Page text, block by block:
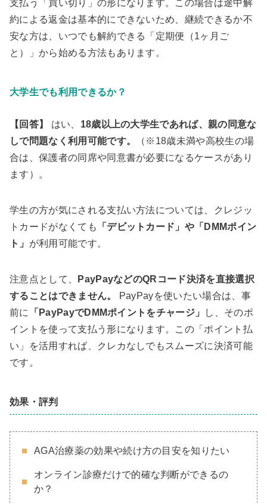
支払う「買い切り」の形になります。この場合は途中解
約による返金は基本的にできないため、継続できるか不
安な方は、いつでも解約できる「定期便（1ヶ月ご
と）」から始める方法もあります。
大学生でも利用できるか？
【回答】 はい、 18歳以上の大学生であれば、親の同意な
しで問題なく利用可能です。
（※18歳未満や高校生の場
合は、保護者の同席や同意書が必要になるケースがあり
ます）。
学生の方が気にされる支払い方法については、クレジッ
トカードがなくても
「デビットカード」や「DMMポイン
ト」 が利用可能です。
注意点として、
PayPayなどのQRコード決済を直接選択
することはできません。
PayPayを使いたい場合は、事
前に
「PayPayでDMMポイントをチャージ」
し、そのポ
イントを使って支払う形になります。この「ポイント払
い」を活用すれば、クレカなしでもスムーズに決済可能
です。
効果・評判
AGA治療薬の効果や続け方の目安を知りたい
オンライン診療だけで的確な判断ができるの
か？